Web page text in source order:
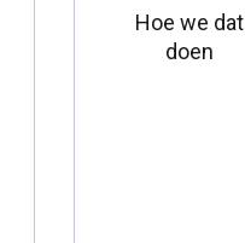
Hoe we dat
doen